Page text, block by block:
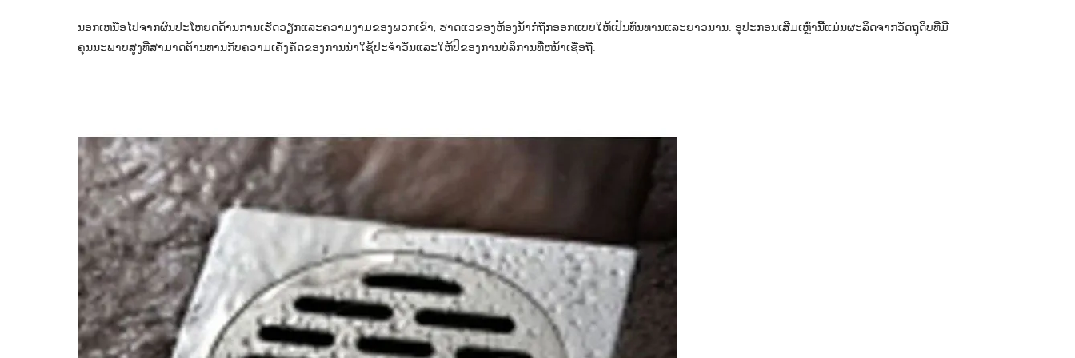
ນອກເຫນືອໄປຈາກຜົນປະໂຫຍດດ້ານການເຮັດວຽກແລະຄວາມງາມຂອງພວກເຂົາ, ຮາດແວຂອງຫ້ອງນ້ໍາກໍ່ຖືກອອກແບບໃຫ້ເປັນທົນທານແລະຍາວນານ. ອຸປະກອນເສີມເຫຼົ່ານີ້ແມ່ນຜະລິດຈາກວັດຖຸດິບທີ່ມີ
ຄຸນນະພາບສູງທີ່ສາມາດຕ້ານທານກັບຄວາມເຄັ່ງຄັດຂອງການນໍາໃຊ້ປະຈໍາວັນແລະໃຫ້ປີຂອງການບໍລິການທີ່ຫນ້າເຊື່ອຖື.